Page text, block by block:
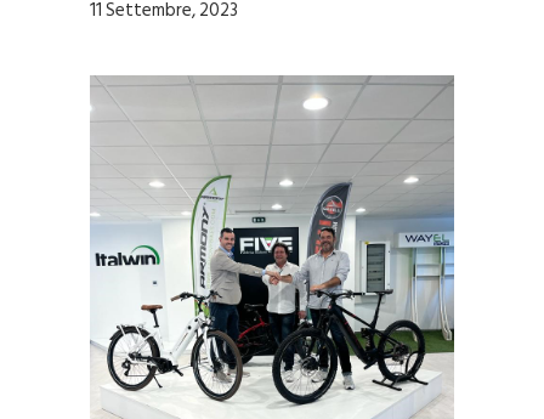
11 Settembre, 2023